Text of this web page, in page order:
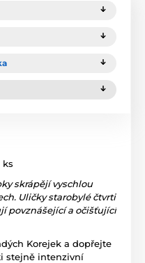
ks
skrápějí vyschlou
Uličky starobylé čtvrti
povznášející a očišťující
Korejek a dopřejte
stejně intenzivní